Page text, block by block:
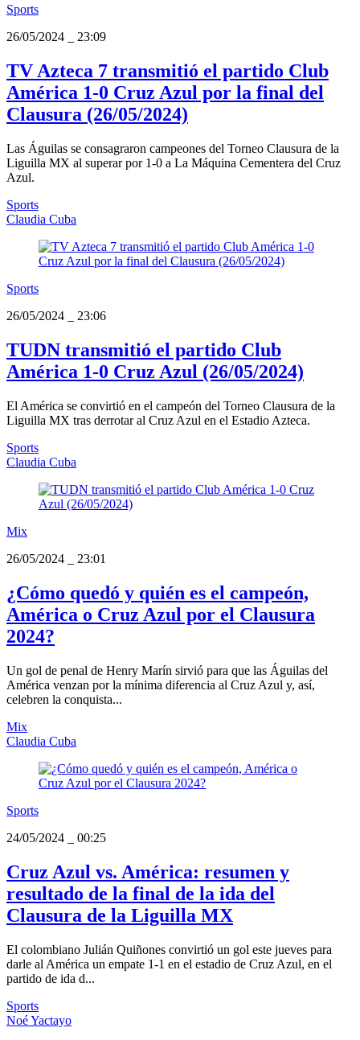
Sports
26/05/2024
23:09
TV Azteca 7 transmitió el partido Club
América 1-0 Cruz Azul por la final del
Clausura (26/05/2024)
Las Águilas se consagraron campeones del Torneo Clausura de la
Liguilla MX al superar por 1-0 a La Máquina Cementera del Cruz
Azul.
Sports
Claudia Cuba
Sports
26/05/2024
23:06
TUDN transmitió el partido Club
América 1-0 Cruz Azul (26/05/2024)
El América se convirtió en el campeón del Torneo Clausura de la
Liguilla MX tras derrotar al Cruz Azul en el Estadio Azteca.
Sports
Claudia Cuba
Mix
26/05/2024
23:01
¿Cómo quedó y quién es el campeón,
América o Cruz Azul por el Clausura
2024?
Un gol de penal de Henry Marín sirvió para que las Águilas del
América venzan por la mínima diferencia al Cruz Azul y, así,
celebren la conquista...
Mix
Claudia Cuba
Sports
24/05/2024
00:25
Cruz Azul vs. América: resumen y
resultado de la final de la ida del
Clausura de la Liguilla MX
El colombiano Julián Quiñones convirtió un gol este jueves para
darle al América un empate 1-1 en el estadio de Cruz Azul, en el
partido de ida d...
Sports
Noé Yactayo